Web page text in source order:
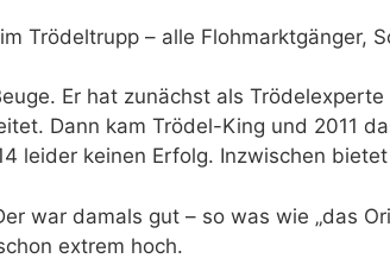
Trödeltrupp – alle Flohmarktgänger,
Er hat zunächst als
Dann kam Trödel-King und 2011
leider keinen Erfolg. Inzwischen
war damals gut – so was wie „das
extrem hoch.